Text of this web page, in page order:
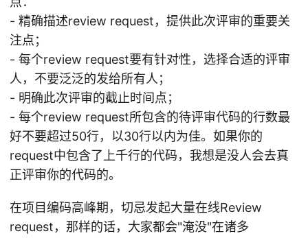
- 精确描述review request，提供此次评审的重要关
注点；
- 每个review request要有针对性，选择合适的评审
人，不要泛泛的发给所有人；
- 明确此次评审的截止时间点；
- 每个review request所包含的待评审代码的行数最
好不要超过50行，以30行以内为佳。如果你的
request中包含了上千行的代码，我想是没人会去真
正评审你的代码的。
在项目编码高峰期，切忌发起大量在线Review
request，那样的话，大家都会"淹没"在诸多